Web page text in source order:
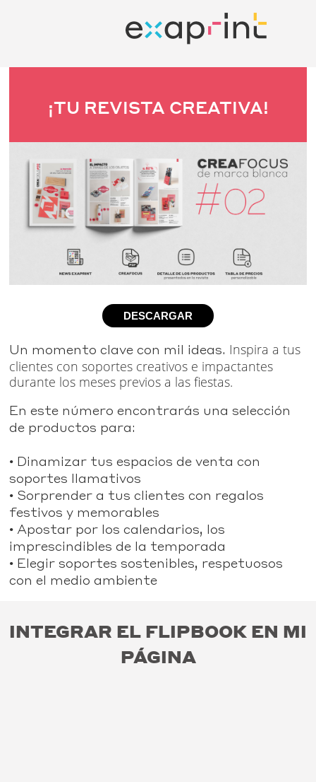
¡TU REVISTA CREATIVA!
DESCARGAR
Un momento clave con mil ideas. Inspira a tus
clientes con soportes creativos e impactantes
durante los meses previos a las fiestas.
En este número encontrarás una selección
de productos para:
• Dinamizar tus espacios de venta con
soportes llamativos
• Sorprender a tus clientes con regalos
festivos y memorables
• Apostar por los calendarios, los
imprescindibles de la temporada
• Elegir soportes sostenibles, respetuosos
con el medio ambiente
INTEGRAR EL FLIPBOOK EN MI
PÁGINA